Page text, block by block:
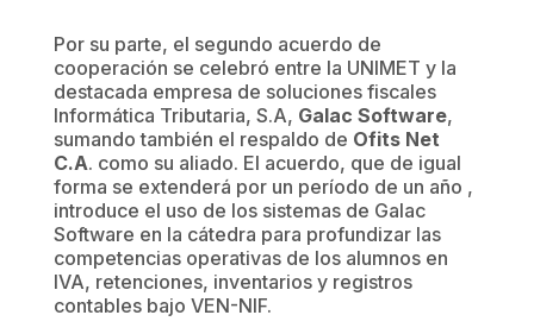
Por su parte, el segundo acuerdo de
cooperación se celebró entre la UNIMET y la
destacada empresa de soluciones fiscales
Informática Tributaria, S.A, Galac Software,
sumando también el respaldo de Ofits Net
C.A. como su aliado. El acuerdo, que de igual
forma se extenderá por un período de un año ,
introduce el uso de los sistemas de Galac
Software en la cátedra para profundizar las
competencias operativas de los alumnos en
IVA, retenciones, inventarios y registros
contables bajo VEN-NIF.